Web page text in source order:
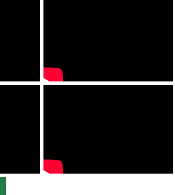
Hạt ngọc trời - tinh hoa của